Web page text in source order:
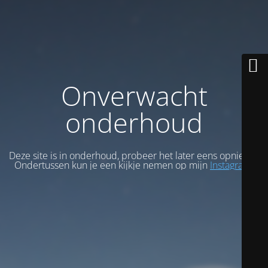
Onverwacht
onderhoud
Deze site is in onderhoud, probeer het later eens opnieuw.
Ondertussen kun je een kijkje nemen op mijn Instagram